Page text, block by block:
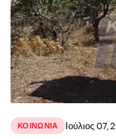
ΚΟΙΝΩΝΙΑ Ιούλιος 07,